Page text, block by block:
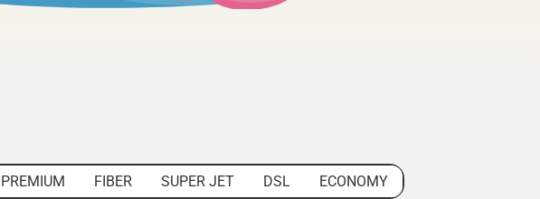
PREMIUM FIBER SUPER JET DSL
ECONOMY